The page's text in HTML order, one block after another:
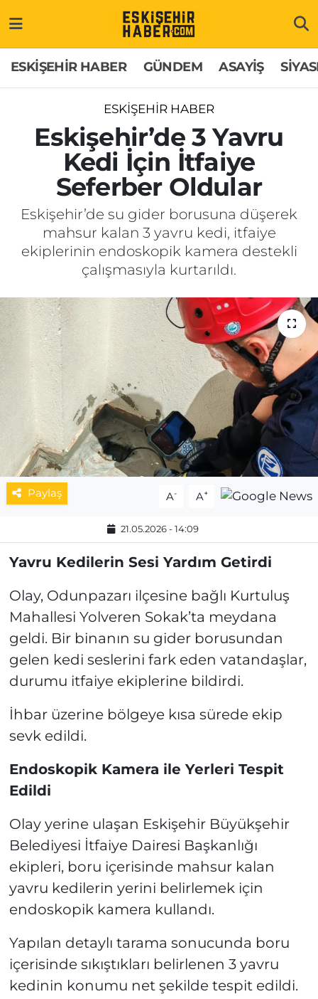
ESKİŞEHİR HABER GÜNDEM ASAYİŞ
ESKİŞEHİR HABER
Eskişehir’de 3 Yavru
Kedi İçin İtfaiye
Seferber Oldular
Eskişehir’de su gider borusuna düşerek
mahsur kalan 3 yavru kedi, itfaiye
ekiplerinin endoskopik kamera destekli
çalışmasıyla kurtarıldı.
Paylaş A- A+
21.05.2026 - 14:09
Yavru Kedilerin Sesi Yardım Getirdi
Olay, Odunpazarı ilçesine bağlı Kurtuluş
Mahallesi Yolveren Sokak’ta meydana
geldi. Bir binanın su gider borusundan
gelen kedi seslerini fark eden vatandaşlar,
durumu itfaiye ekiplerine bildirdi.
İhbar üzerine bölgeye kısa sürede ekip
sevk edildi.
Endoskopik Kamera ile Yerleri Tespit
Edildi
Olay yerine ulaşan Eskişehir Büyükşehir
Belediyesi İtfaiye Dairesi Başkanlığı
ekipleri, boru içerisinde mahsur kalan
yavru kedilerin yerini belirlemek için
endoskopik kamera kullandı.
Yapılan detaylı tarama sonucunda boru
içerisinde sıkıştıkları belirlenen 3 yavru
kedinin konumu net şekilde tespit edildi.
GÜNDEM
ASAYİŞ
SİYASET
EKONOMİ
SAĞLIK
EĞİTİM
SPOR
MAGAZİN
ESKİŞEHİRSPOR
Hakkımızda
İletişim
Künye
Odunpazarı Trafik Yoğunluk Haritası
Süper Lig Puan Durumu ve Fikstür
Tüm Manşetler
Son Dakika Haberleri
Haber Arşivi